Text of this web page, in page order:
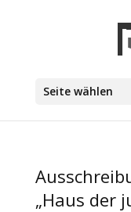
Seite wählen
„Haus der